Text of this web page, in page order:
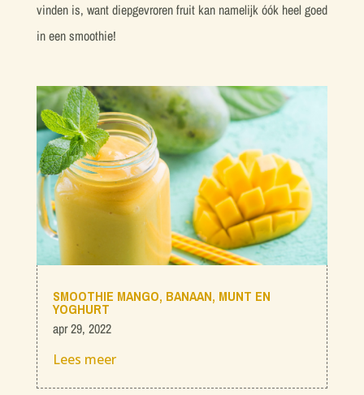
vinden is, want diepgevroren fruit kan namelijk óók heel goed
in een smoothie!
SMOOTHIE MANGO, BANAAN, MUNT EN
YOGHURT
apr 29, 2022
Lees meer